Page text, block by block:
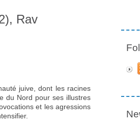
Rav
juive, dont les racines
du Nord pour ses illustres
et les agressions